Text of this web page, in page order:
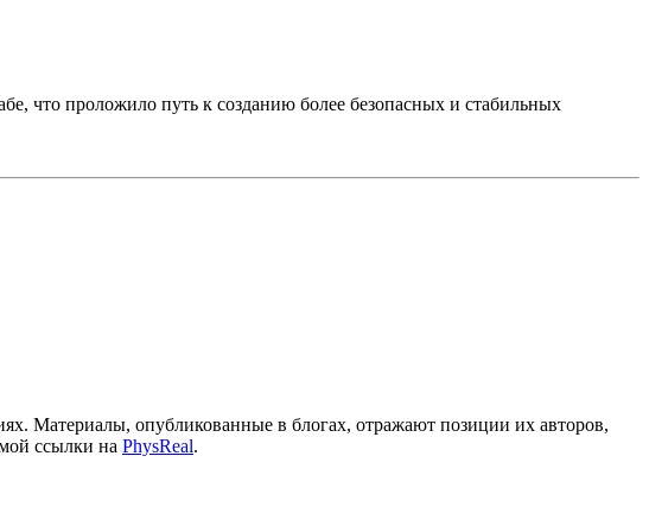
что проложило путь к созданию более безопасных и стабильных
Материалы, опубликованные в блогах, отражают позиции их авторов,
ссылки на PhysReal.